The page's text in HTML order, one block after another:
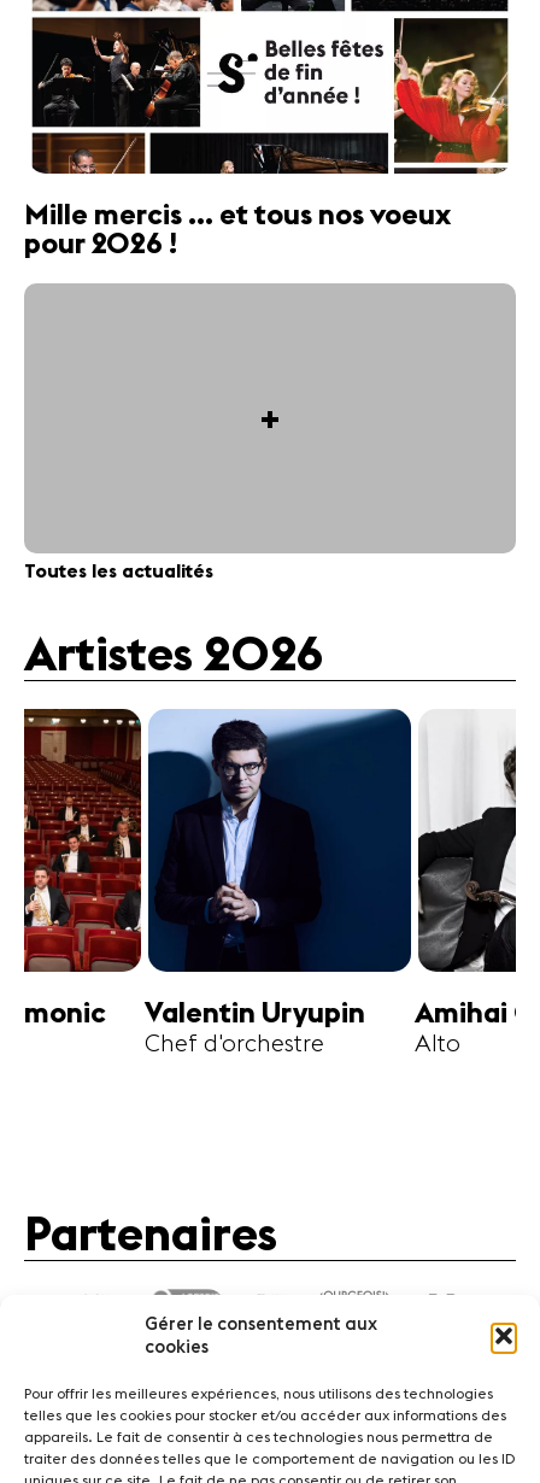
Gérer le consentement aux
cookies
Pour offrir les meilleures expériences, nous utilisons des technologies
telles que les cookies pour stocker et/ou accéder aux informations des
appareils. Le fait de consentir à ces technologies nous permettra de
traiter des données telles que le comportement de navigation ou les ID
Mille mercis ... et tous nos voeux
pour 2026 !
+
Toutes les actualités
Artistes 2026
Uryupin Amihai Grosz
Alto
Partenaires
ActualitésConcerts Bénévoles Médiation